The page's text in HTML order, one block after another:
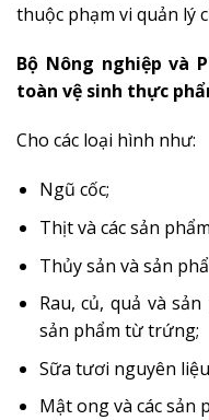
thuộc phạm vi quản lý
Bộ Nông nghiệp và
toàn vệ sinh thực
Cho các loại hình như:
Ngũ cốc;
Thịt và các sản
Thủy sản và sản
Rau, củ, quả và
sản phẩm từ trứng;
Sữa tươi nguyên
Mật ong và các sản